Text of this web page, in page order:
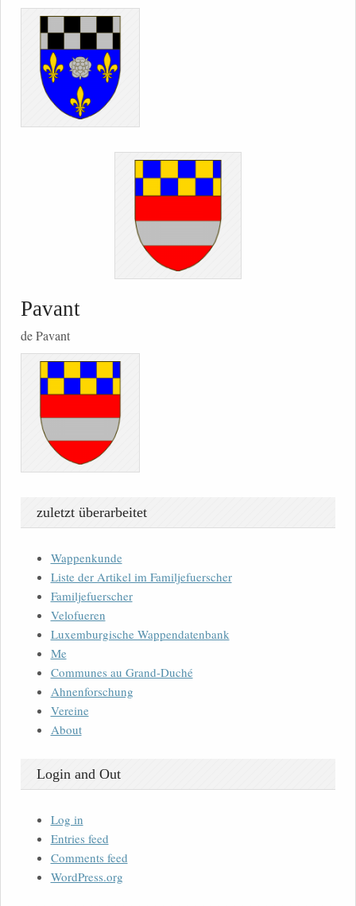
Pavant
de Pavant
zuletzt überarbeitet
Wappenkunde
Liste der Artikel im Familjefuerscher
Familjefuerscher
Velofueren
Luxemburgische Wappendatenbank
Me
Communes au Grand-Duché
Ahnenforschung
Vereine
About
Login and Out
Log in
Entries feed
Comments feed
WordPress.org